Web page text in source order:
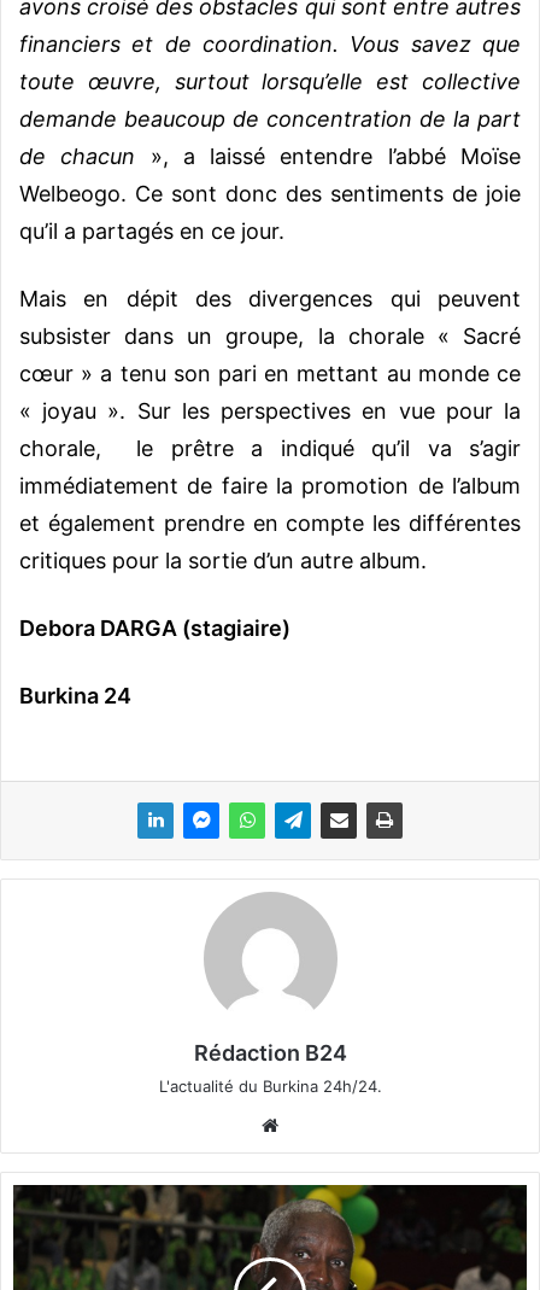
avons croisé des obstacles qui sont entre autres
financiers et de coordination. Vous savez que
toute œuvre, surtout lorsqu’elle est collective
demande beaucoup de concentration de la part
de chacun », a laissé entendre l’abbé Moïse
Welbeogo. Ce sont donc des sentiments de joie
qu’il a partagés en ce jour.
Mais en dépit des divergences qui peuvent
subsister dans un groupe, la chorale « Sacré
cœur » a tenu son pari en mettant au monde ce
« joyau ». Sur les perspectives en vue pour la
chorale, le prêtre a indiqué qu’il va s’agir
immédiatement de faire la promotion de l’album
et également prendre en compte les différentes
critiques pour la sortie d’un autre album.
Debora DARGA (stagiaire)
Burkina 24
Rédaction B24
L'actualité du Burkina 24h/24.
bsi
te
S
o
l
h